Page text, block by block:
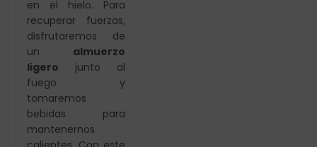
en el hielo. Para
recuperar fuerzas,
disfrutaremos de
un almuerzo
ligero junto al
fuego y
tomaremos
bebidas para
mantenernos